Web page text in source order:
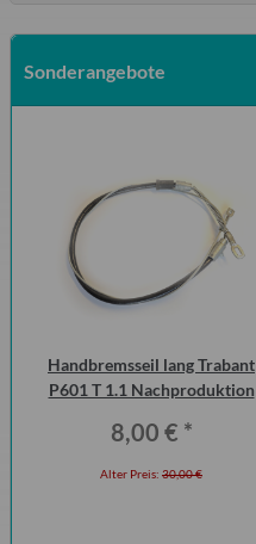
Sonderangebote
Handbremsseil lang Trabant
P601 T 1.1 Nachproduktion
8,00 € *
Alter Preis: 30,00 €